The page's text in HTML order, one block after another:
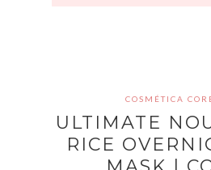
COSMÉTICA
ULTIMATE
RICE